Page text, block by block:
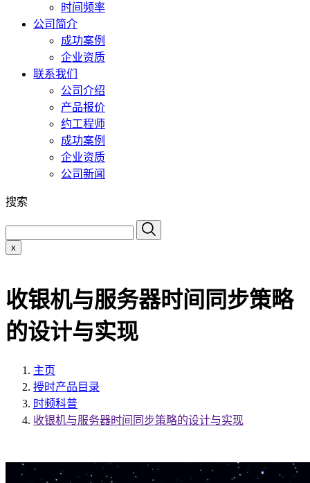
时间频率
公司简介
成功案例
企业资质
联系我们
公司介绍
产品报价
约工程师
成功案例
企业资质
公司新闻
搜索
x
收银机与服务器时间同步策略
的设计与实现
主页
授时产品目录
时频科普
收银机与服务器时间同步策略的设计与实现